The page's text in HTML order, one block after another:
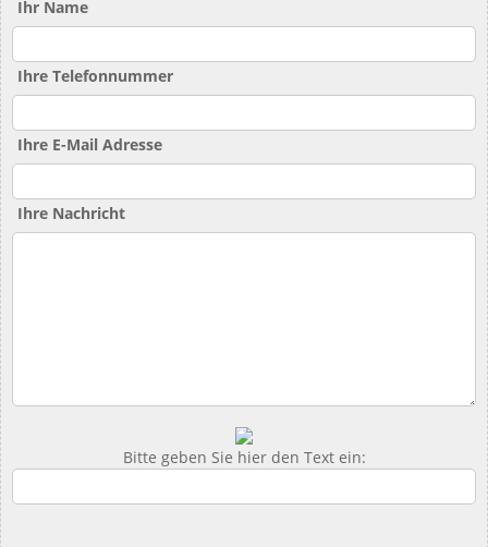
Ihr Name
Ihre Telefonnummer
Ihre E-Mail Adresse
Ihre Nachricht
Bitte geben Sie hier den Text ein: